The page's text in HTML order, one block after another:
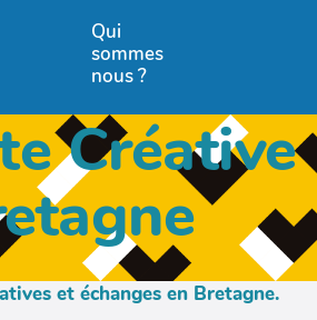
Qui
sommes
nous ?
Créative
et échanges en Bretagne.